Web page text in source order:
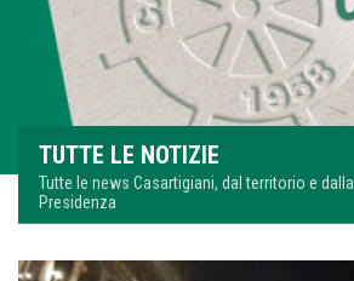
TUTTE LE NOTIZIE
Tutte le news Casartigiani, dal territorio e dalla
Presidenza